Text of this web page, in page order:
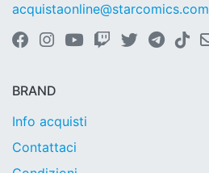
acquistaonline@starcomics.com
BRAND
Info acquisti
Contattaci